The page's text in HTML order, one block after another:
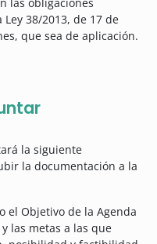
38/2013, de 17 de
que sea de aplicación.
la siguiente
la documentación a la
el Objetivo de la Agenda
las metas a las que